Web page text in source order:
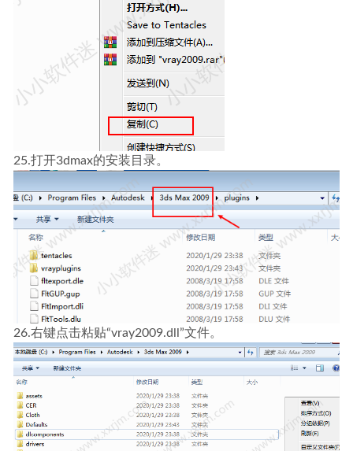
25.打开3dmax的安装目录。
26.右键点击粘贴“vray2009.dll”文件。